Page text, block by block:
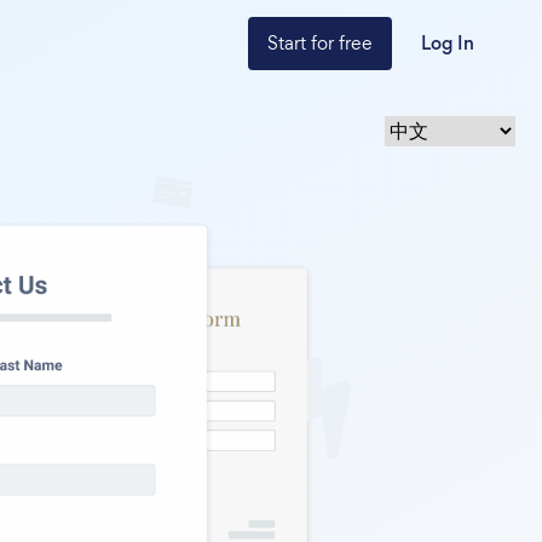
Start for free Log In